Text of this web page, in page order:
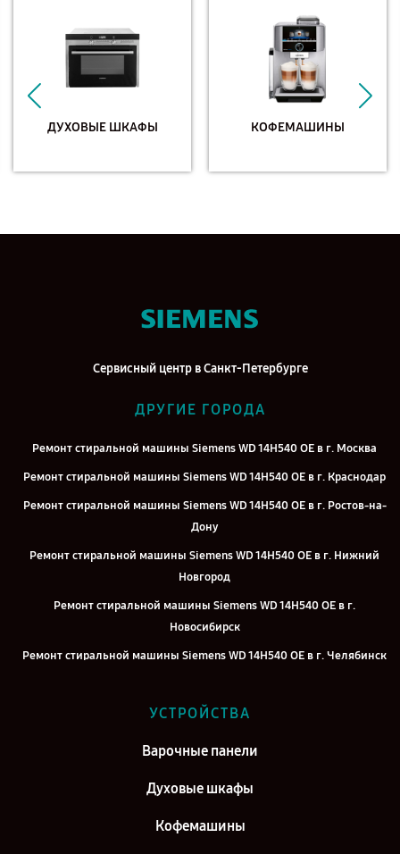
ДУХОВЫЕ ШКАФЫ КОФЕМАШИНЫ
Сервисный центр в Санкт-Петербурге
ДРУГИЕ ГОРОДА
Ремонт стиральной машины Siemens WD 14H540 OE в г. Москва
Ремонт стиральной машины Siemens WD 14H540 OE в г. Краснодар
Ремонт стиральной машины Siemens WD 14H540 OE в г. Ростов-на-
Дону
Ремонт стиральной машины Siemens WD 14H540 OE в г. Нижний
Новгород
Ремонт стиральной машины Siemens WD 14H540 OE в г.
Новосибирск
Ремонт стиральной машины Siemens WD 14H540 OE в г. Челябинск
Екатеринбург
Ремонт стиральной машины Siemens WD 14H540 OE в г. Воронеж
Ремонт стиральной машины Siemens WD 14H540 OE в г. Саратов
Ремонт стиральной машины Siemens WD 14H540 OE в г. Самара
УСТРОЙСТВА
Варочные панели
Духовые шкафы
Кофемашины